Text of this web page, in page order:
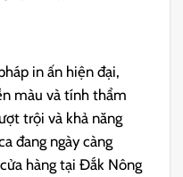
in ấn hiện đại,
màu và tính thẩm
trội và khả năng
đang ngày càng
hàng tại Đắk Nông